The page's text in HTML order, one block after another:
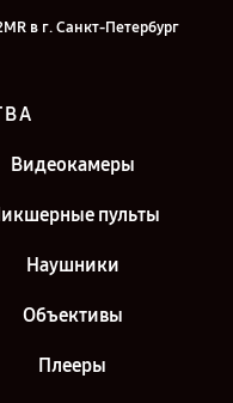
в г. Санкт-Петербург
Видеокамеры
пульты
Наушники
Объективы
Плееры